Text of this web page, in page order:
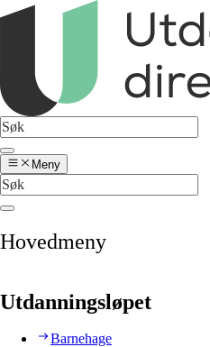
Meny
Hovedmeny
Utdanningsløpet
Barnehage